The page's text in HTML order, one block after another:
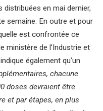
en mai dernier,
semaine. En outre et pour
est confrontée ce
ministère de l’Industrie et
également qu’un
chacune
doses devraient être
et par étapes, en plus